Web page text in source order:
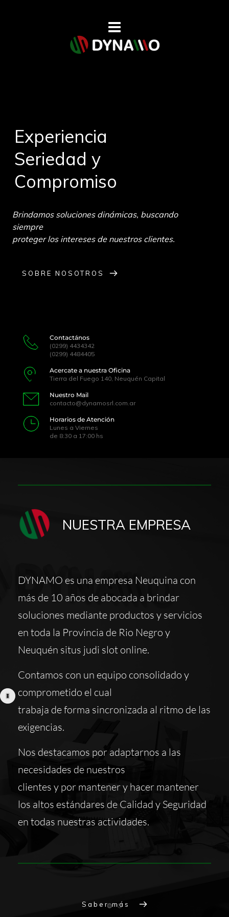
Experiencia
Seriedad y
Compromiso
Brindamos soluciones dinámicas, buscando
siempre
proteger los intereses de nuestros clientes.
SOBRE NOSOTROS
Contactános
(0299) 4434342
(0299) 4484405
Acercate a nuestra Oficina
Tierra del Fuego 140, Neuquén Capital
Nuestro Mail
contacto@dynamosrl.com.ar
Horarios de Atención
Lunes a Viernes
de 8:30 a 17:00 hs
NUESTRA EMPRESA
DYNAMO es una empresa Neuquina con
más de 10 años de abocada a brindar
soluciones mediante productos y servicios
en toda la Provincia de Rio Negro y
Neuquén situs judi slot online.
Contamos con un equipo consolidado y
comprometido el cual
trabaja de forma sincronizada al ritmo de las
exigencias.
Nos destacamos por adaptarnos a las
necesidades de nuestros
clientes y por mantener y hacer mantener
los altos estándares de Calidad y Seguridad
en todas nuestras actividades.
Saber más